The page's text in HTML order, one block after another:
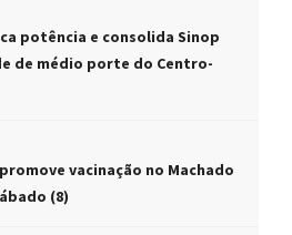
potência e consolida Sinop
de médio porte do Centro-
vacinação no Machado
(8)